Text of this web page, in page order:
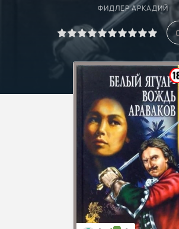
ФИДЛЕР АРКАДИЙ